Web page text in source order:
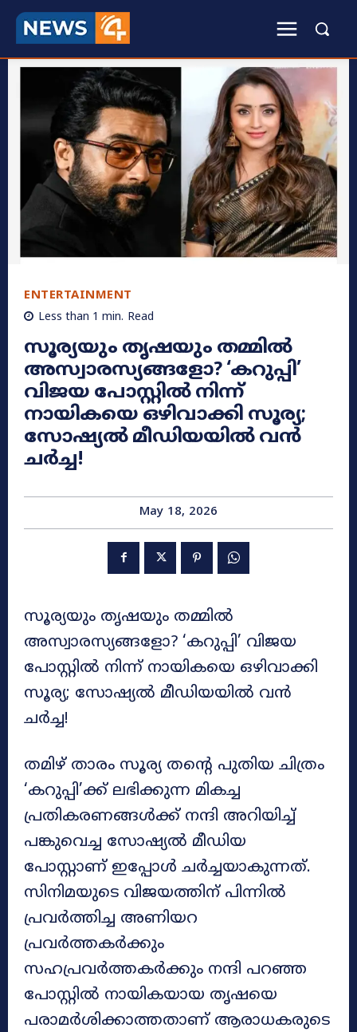
ENTERTAINMENT
Less than 1 min. Read
സൂര്യയും തൃഷയും തമ്മിൽ
അസ്വാരസ്യങ്ങളോ? ‘കറുപ്പി’
വിജയ പോസ്റ്റിൽ നിന്ന്
നായികയെ ഒഴിവാക്കി സൂര്യ;
സോഷ്യൽ മീഡിയയിൽ വൻ
ചർച്ച!
May 18, 2026
സൂര്യയും തൃഷയും തമ്മിൽ
അസ്വാരസ്യങ്ങളോ? ‘കറുപ്പി’ വിജയ
പോസ്റ്റിൽ നിന്ന് നായികയെ ഒഴിവാക്കി
സൂര്യ; സോഷ്യൽ മീഡിയയിൽ വൻ
ചർച്ച!
തമിഴ് താരം സൂര്യ തന്റെ പുതിയ ചിത്രം
‘കറുപ്പി’ക്ക് ലഭിക്കുന്ന മികച്ച
പ്രതികരണങ്ങൾക്ക് നന്ദി അറിയിച്ച്
പങ്കുവെച്ച സോഷ്യൽ മീഡിയ
പോസ്റ്റാണ് ഇപ്പോൾ ചർച്ചയാകുന്നത്.
സിനിമയുടെ വിജയത്തിന് പിന്നിൽ
പ്രവർത്തിച്ച അണിയറ
പ്രവർത്തകർക്കും
സഹപ്രവർത്തകർക്കും നന്ദി പറഞ്ഞ
പോസ്റ്റിൽ നായികയായ തൃഷയെ
പരാമർശിക്കാത്തതാണ് ആരാധകരുടെ